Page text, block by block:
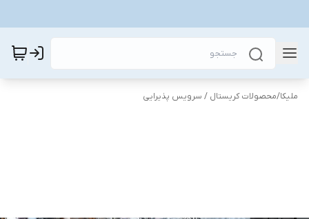
ملیکا/محصولات کریستال / سرویس پذیرایی